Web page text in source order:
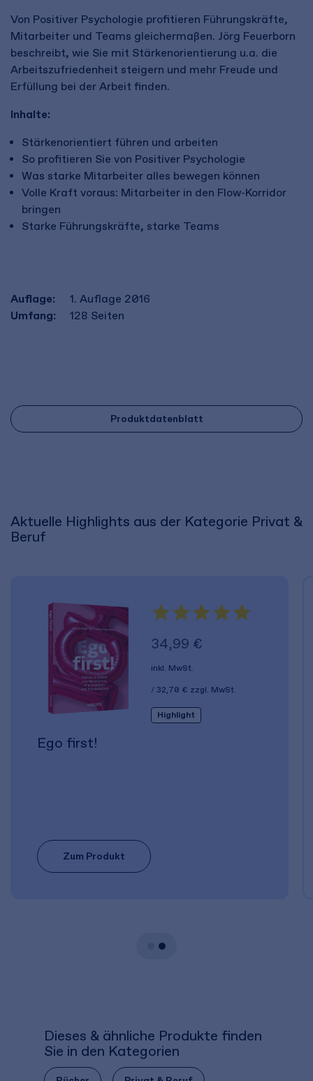
Von Positiver Psychologie profitieren Führungskräfte,
Mitarbeiter und Teams gleichermaßen. Jörg Feuerborn
beschreibt, wie Sie mit Stärkenorientierung u.a. die
Arbeitszufriedenheit steigern und mehr Freude und
Erfüllung bei der Arbeit finden.
Inhalte:
Stärkenorientiert führen und arbeiten
So profitieren Sie von Positiver Psychologie
Was starke Mitarbeiter alles bewegen können
Volle Kraft voraus: Mitarbeiter in den Flow-Korridor
bringen
Starke Führungskräfte, starke Teams
Auflage:
1. Auflage 2016
Umfang:
128 Seiten
Produktdatenblatt
Aktuelle Highlights aus der Kategorie Privat &
Beruf
34,99 €
inkl. MwSt.
32,70 € zzgl. MwSt.
Highlight
Ego first!
Zum Produkt
Dieses & ähnliche Produkte finden
Sie in den Kategorien